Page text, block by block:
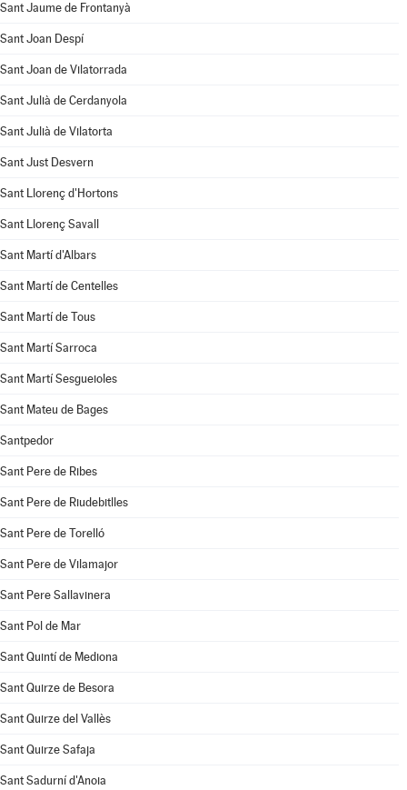
Sant Jaume de Frontanyà
Sant Joan Despí
Sant Joan de Vilatorrada
Sant Julià de Cerdanyola
Sant Julià de Vilatorta
Sant Just Desvern
Sant Llorenç d'Hortons
Sant Llorenç Savall
Sant Martí d'Albars
Sant Martí de Centelles
Sant Martí de Tous
Sant Martí Sarroca
Sant Martí Sesgueioles
Sant Mateu de Bages
Santpedor
Sant Pere de Ribes
Sant Pere de Riudebitlles
Sant Pere de Torelló
Sant Pere de Vilamajor
Sant Pere Sallavinera
Sant Pol de Mar
Sant Quintí de Mediona
Sant Quirze de Besora
Sant Quirze del Vallès
Sant Quirze Safaja
Sant Sadurní d'Anoia